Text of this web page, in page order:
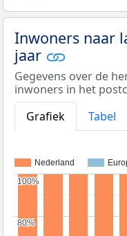
Inwoners naar
jaar
Gegevens over de
inwoners in het
Grafiek
Tabel
Nederland
80%
80%
100%
100%